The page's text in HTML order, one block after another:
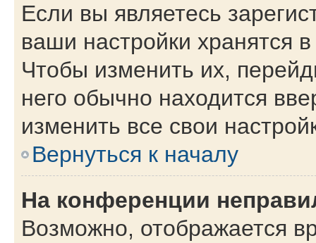
Если вы являетесь
ваши настройки хранятся
Чтобы изменить их,
него обычно находится
изменить все свои
Вернуться к началу
На конференции
Возможно, отображается